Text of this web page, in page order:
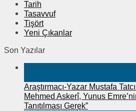
Tarih
Tasavvuf
Tişört
Yeni Çıkanlar
Son Yazılar
Araştırmacı-Yazar Mustafa
Mehmed Askerî, Yunus
Tanıtılması Gerek”